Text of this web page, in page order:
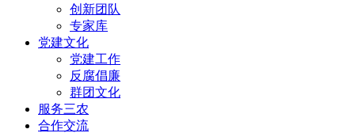
创新团队
专家库
党建文化
党建工作
反腐倡廉
群团文化
服务三农
合作交流